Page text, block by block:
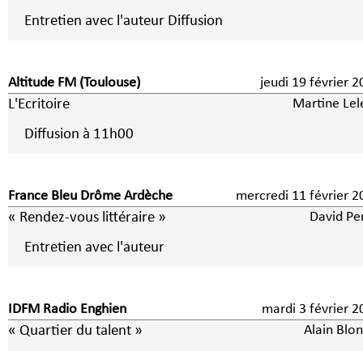
Entretien avec l'auteur Diffusion
Altitude FM (Toulouse) jeudi 19 février
L'Ecritoire Martine
Diffusion à 11h00
France Bleu Drôme Ardèche mercredi 11 février
« Rendez-vous littéraire » David
Entretien avec l'auteur
IDFM Radio Enghien mardi 3 février
« Quartier du talent » Alain